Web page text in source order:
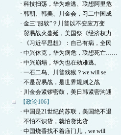
· 科技扫荡，华为难逃、联想阿里危
· 韩朝、韩美、川金会，习二中国成
· 金三“服软”？川普以不变应万变
· 贸易战火蔓延，美国祭《经济权力
· 《习近平思想》：自己有病，全民
· 中兴休克，华为病危，联想死亡……
· 中兴崩塌，华为也在劫难逃。
· 一石二鸟、川普戏猴？we will se
· 不是贸易战，是世界规则之战
· 川金会紧锣密鼓，美日韩紧密沟通
【政论106】
· 中国是21世纪的苏联，美国绝不退
· 不怕不识货，就怕货比货
· 中国烧香找不着庙门儿，we will